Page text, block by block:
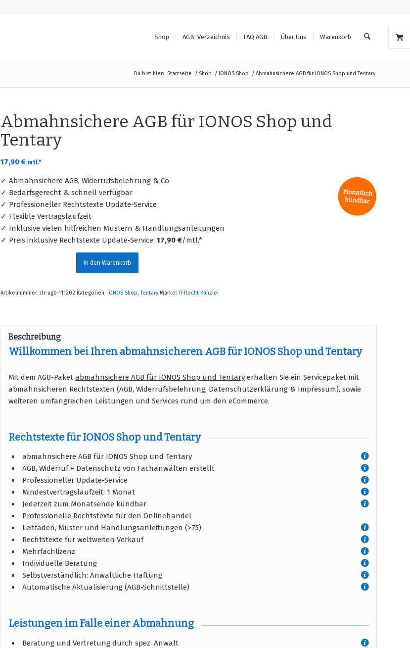
Shop AGB-Verzeichnis FAQ AGB Über Uns Warenkorb
Du bist hier: Startseite / Shop / IONOS Shop / Abmahnsichere AGB für IONOS Shop und Tentary
Abmahnsichere AGB für IONOS Shop und
Tentary
17,90€ mtl.*
✓ Abmahnsichere AGB, Widerrufsbelehrung & Co
✓ Bedarfsgerecht & schnell verfügbar
✓ Professioneller Rechtstexte Update-Service
✓ Flexible Vertragslaufzeit
✓ Inklusive vielen hilfreichen Mustern & Handlungsanleitungen
✓ Preis inklusive Rechtstexte Update-Service:17,90 €/mtl.*
In den Warenkorb
Artikelnummer:itr-agb-111202 Kategorien:IONOS Shop ,Tentary Marke:IT-Recht Kanzlei
Beschreibung
Willkommen bei Ihren abmahnsicheren AGB für IONOS Shop und Tentary
Mit dem AGB-Paketabmahnsichere AGB für IONOS Shop und Tentary erhalten Sie ein Servicepaket mit
abmahnsicheren Rechtstexten (AGB, Widerrufsbelehrung, Datenschutzerklärung & Impressum), sowie
weiteren umfangreichen Leistungen und Services rund um den eCommerce.
Rechtstexte für IONOS Shop und Tentary
abmahnsichere AGB für IONOS Shop und Tentary
AGB, Widerruf + Datenschutz von Fachanwälten erstellt
Professioneller Update-Service
Mindestvertragslaufzeit: 1 Monat
Jederzeit zum Monatsende kündbar
Professionelle Rechtstexte für den Onlinehandel
Leitfäden, Muster und Handlungsanleitungen (>75)
Rechtstexte für weltweiten Verkauf
Mehrfachlizenz
Individuelle Beratung
Selbstverständlich: Anwaltliche Haftung
Automatische Aktualisierung (AGB-Schnittstelle)
Leistungen im Falle einer Abmahnung
Beratung und Vertretung durch spez. Anwalt